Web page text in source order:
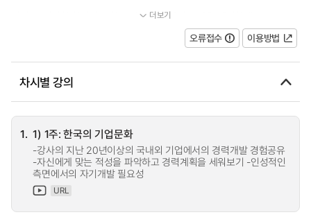
되었고, 이러한 환경의 변화는 다문화적 삶의 공간을 생성하게...
더보기
오류접수 이용방법
차시별 강의
1. 1) 1주: 한국의 기업문화
-강사의 지난 20년이상의 국내외 기업에서의 경력개발 경험공유
-자신에게 맞는 적성을 파악하고 경력계획을 세워보기 -인성적인
측면에서의 자기개발 필요성
URL